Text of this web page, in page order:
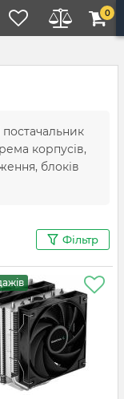
0
корпусів,
блоків
Фільтр